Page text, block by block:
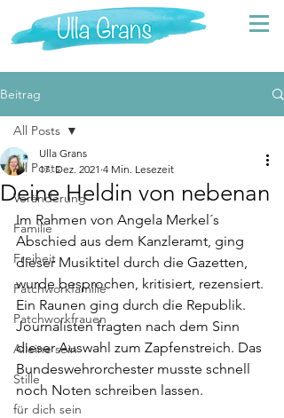
Beitrag
All Posts
Veränderung
Familie
Freiheit
Patchworkfamilie
Patchworkfrauen
Alleine sein
Stille
für dich sein
All Posts
Deine Heldin von nebenan
Ulla Grans
17. Dez. 2021 4 Min. Lesezeit
Im Rahmen von Angela Merkel´s
Abschied aus dem Kanzleramt, ging
dieser Musiktitel durch die Gazetten,
wurde besprochen, kritisiert, rezensiert.
Ein Raunen ging durch die Republik.
Journalisten fragten nach dem Sinn
dieser Auswahl zum Zapfenstreich. Das
Bundeswehrorchester musste schnell
noch Noten schreiben lassen.